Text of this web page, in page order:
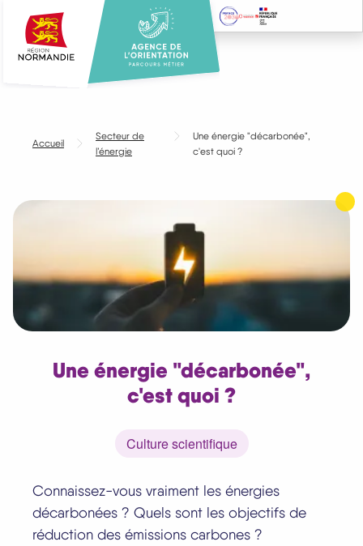
contenu
Accueil
Secteur de
l’énergie
Une énergie "décarbonée",
c'est quoi ?
Une énergie "décarbonée",
c'est quoi ?
Culture scientifique
Connaissez-vous vraiment les énergies
décarbonées ? Quels sont les objectifs de
réduction des émissions carbones ?